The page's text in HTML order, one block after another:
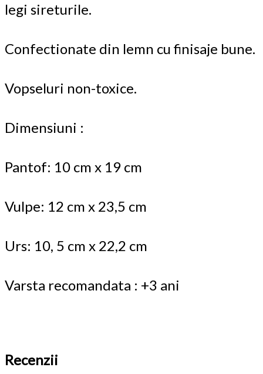
legi sireturile.
Confectionate din lemn cu finisaje bune.
Vopseluri non-toxice.
Dimensiuni :
Pantof: 10 cm x 19 cm
Vulpe: 12 cm x 23,5 cm
Urs: 10, 5 cm x 22,2 cm
Varsta recomandata : +3 ani
Recenzii